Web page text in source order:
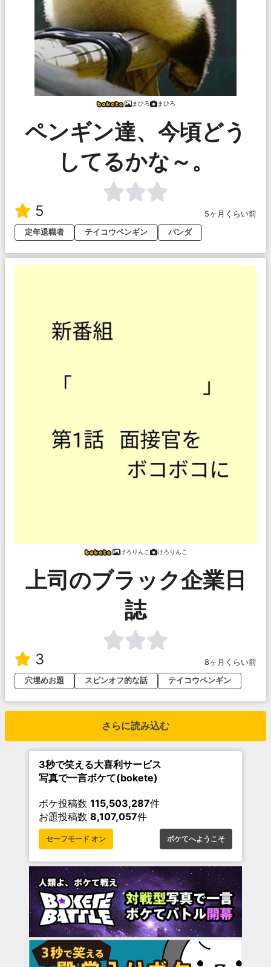
まひろ まひろ
ペンギン達、今頃どう
してるかな～。
5
5ヶ月くらい前
定年退職者
テイコウペンギン パンダ
けろりんこ けろりんこ
上司のブラック企業日
誌
3
8ヶ月くらい前
穴埋めお題
スピンオフ的な話 テイコウペンギン
さらに読み込む
3秒で笑える大喜利サービス
写真で一言ボケて(bokete)
ボケ投稿数 115,503,287件
お題投稿数 8,107,057件
セーフモード オン ボケてへようこそ